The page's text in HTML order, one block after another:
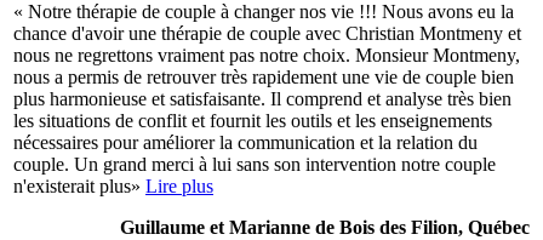
« Notre thérapie de couple à changer nos vie !!! Nous avons eu la
chance d'avoir une thérapie de couple avec Christian Montmeny et
nous ne regrettons vraiment pas notre choix. Monsieur Montmeny,
nous a permis de retrouver très rapidement une vie de couple bien
plus harmonieuse et satisfaisante. Il comprend et analyse très bien
les situations de conflit et fournit les outils et les enseignements
nécessaires pour améliorer la communication et la relation du
couple. Un grand merci à lui sans son intervention notre couple
n'existerait plus» Lire plus
Guillaume et Marianne de Bois des Filion, Québec